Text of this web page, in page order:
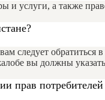
и услуги, а также
следует
вы должны
прав потребителей